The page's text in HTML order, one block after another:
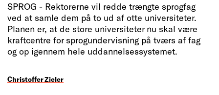
SPROG - Rektorerne vil redde trængte sprogfag
ved at samle dem på to ud af otte universiteter.
Planen er, at de store universiteter nu skal være
kraftcentre for sprogundervisning på tværs af fag
og op igennem hele uddannelsessystemet.
Christoffer Zieler